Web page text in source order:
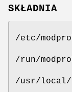
SKŁADNIA
/etc/
/run/
/usr/local/